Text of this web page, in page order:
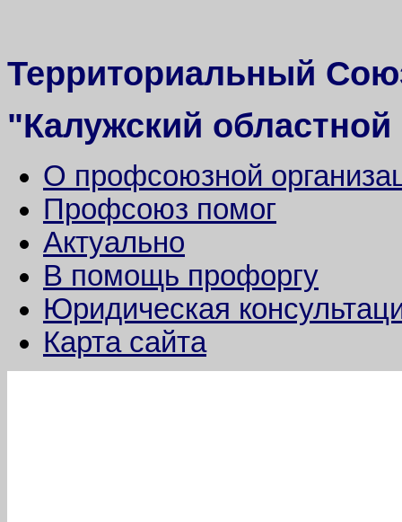
Территориальный
"Калужский
О профсоюзной
Профсоюз помог
Актуально
В помощь профоргу
Юридическая
Карта сайта